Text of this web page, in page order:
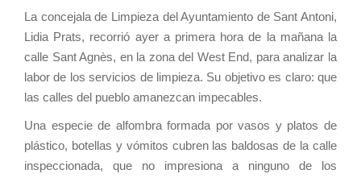
La concejala de Limpieza del Ayuntamiento de Sant Antoni,
Lidia Prats, recorrió ayer a primera hora de la mañana la
calle Sant Agnès, en la zona del West End, para analizar la
labor de los servicios de limpieza. Su objetivo es claro: que
las calles del pueblo amanezcan impecables.
Una especie de alfombra formada por vasos y platos de
plástico, botellas y vómitos cubren las baldosas de la calle
inspeccionada, que no impresiona a ninguno de los